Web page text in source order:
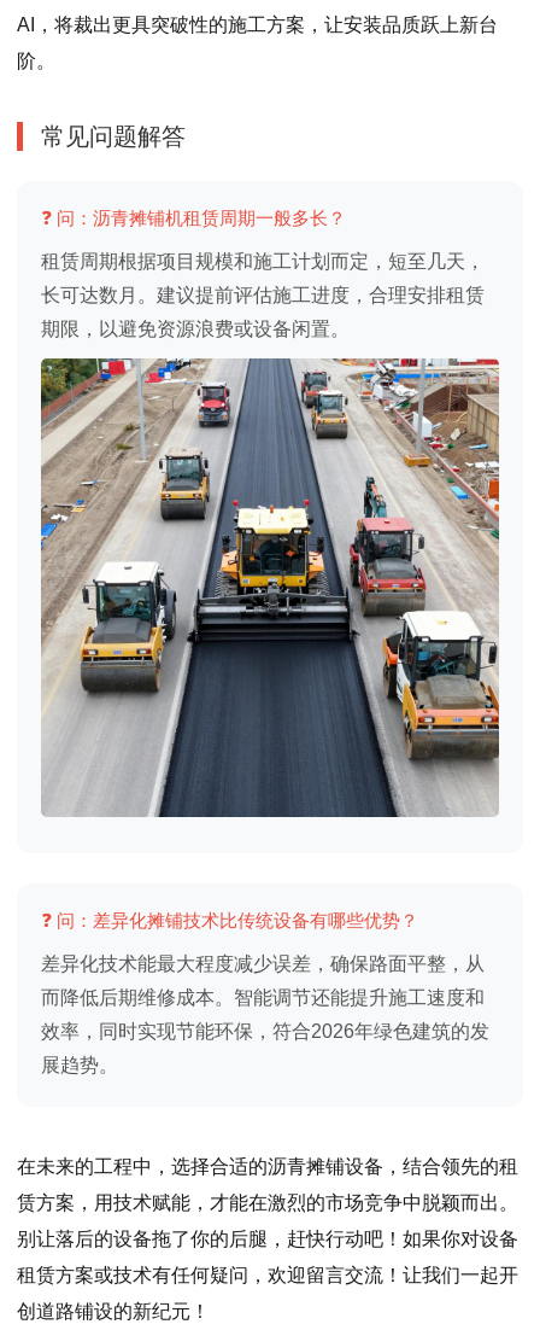
AI，将裁出更具突破性的施工方案，让安装品质跃上新台
阶。
常见问题解答
❓ 问：沥青摊铺机租赁周期一般多长？
租赁周期根据项目规模和施工计划而定，短至几天，
长可达数月。建议提前评估施工进度，合理安排租赁
期限，以避免资源浪费或设备闲置。
❓ 问：差异化摊铺技术比传统设备有哪些优势？
差异化技术能最大程度减少误差，确保路面平整，从
而降低后期维修成本。智能调节还能提升施工速度和
效率，同时实现节能环保，符合2026年绿色建筑的发
展趋势。
在未来的工程中，选择合适的沥青摊铺设备，结合领先的租
赁方案，用技术赋能，才能在激烈的市场竞争中脱颖而出。
别让落后的设备拖了你的后腿，赶快行动吧！如果你对设备
租赁方案或技术有任何疑问，欢迎留言交流！让我们一起开
创道路铺设的新纪元！